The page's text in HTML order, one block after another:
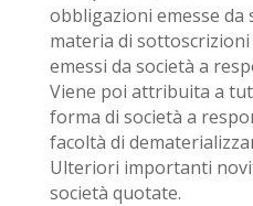
obbligazioni emesse da
materia di
emessi da società a
Viene poi attribuita a
forma di società a
facoltà di
Ulteriori importanti
società quotate.